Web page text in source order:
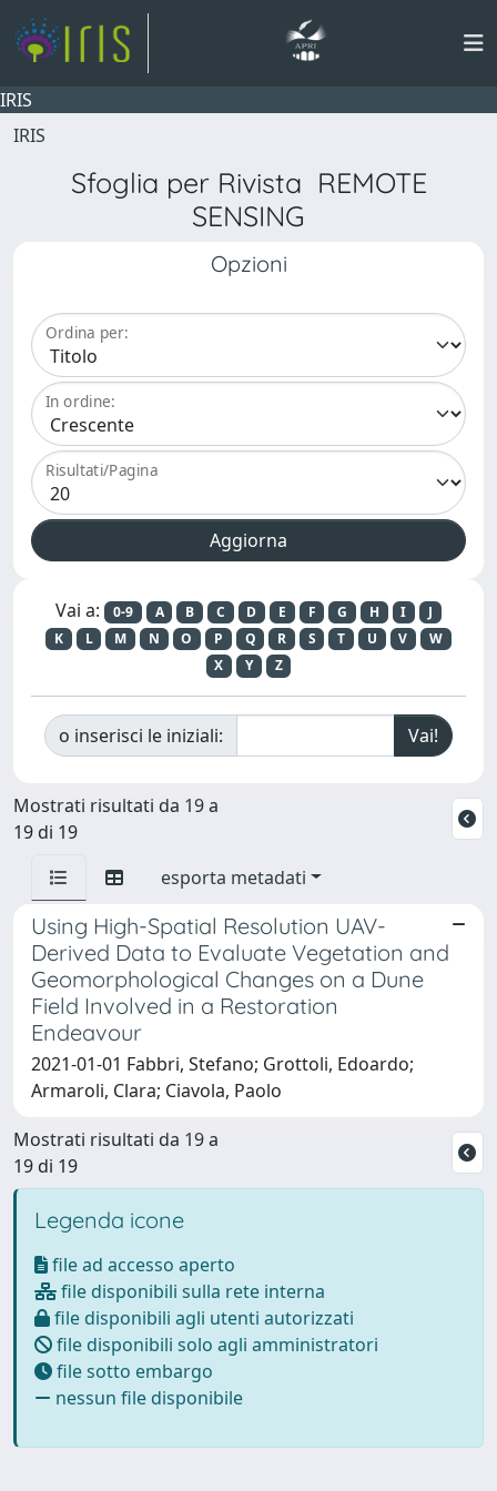
IRIS
IRIS
Sfoglia per Rivista REMOTE
SENSING
Opzioni
Ordina per:
In ordine:
Risultati/Pagina
Vai a: 0-9 A B C D E F G H I
J
K
L M N O P Q R S T U V
W
X
Y Z
o inserisci le iniziali:
Mostrati risultati da 19 a
19 di 19
esporta metadati
Using High-Spatial Resolution UAV-
Derived Data to Evaluate Vegetation and
Geomorphological Changes on a Dune
Field Involved in a Restoration
Endeavour
2021-01-01 Fabbri, Stefano; Grottoli, Edoardo;
Armaroli, Clara; Ciavola, Paolo
Mostrati risultati da 19 a
19 di 19
Legenda icone
file ad accesso aperto
file disponibili sulla rete interna
file disponibili agli utenti autorizzati
file disponibili solo agli amministratori
file sotto embargo
nessun file disponibile